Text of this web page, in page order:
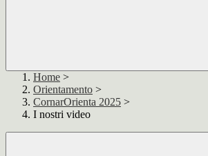
Home >
Orientamento >
CornarOrienta 2025 >
I nostri video